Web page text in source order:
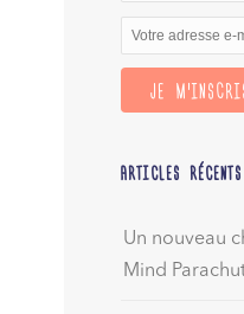
ARTICLES RÉCENTS
Un nouveau
Mind